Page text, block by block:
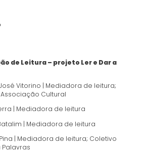
de Leitura – projeto Ler e Dar a
Vitorino | Mediadora de leitura;
Cultural
| Mediadora de leitura
| Mediadora de leitura
| Mediadora de leitura; Coletivo